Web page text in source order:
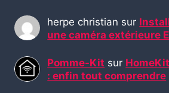
herpe christian sur
une caméra extérieure
Pomme-Kit sur
: enfin tout comprendre